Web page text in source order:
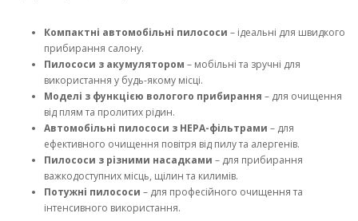
Компактні автомобільні пилососи – ідеальні для швидкого
прибирання салону.
Пилососи з акумулятором – мобільні та зручні для
використання у будь-якому місці.
Моделі з функцією вологого прибирання – для очищення
від плям та пролитих рідин.
Автомобільні пилососи з HEPA-фільтрами – для
ефективного очищення повітря від пилу та алергенів.
Пилососи з різними насадками – для прибирання
важкодоступних місць, щілин та килимів.
Потужні пилососи – для професійного очищення та
інтенсивного використання.